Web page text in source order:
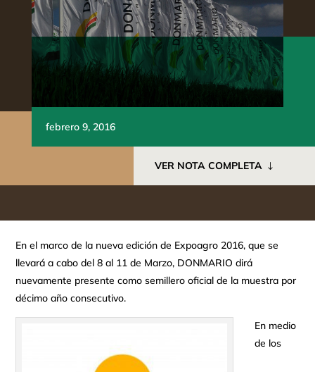
febrero 9, 2016
VER NOTA COMPLETA
En el marco de la nueva edición de Expoagro 2016, que se
llevará a cabo del 8 al 11 de Marzo, DONMARIO dirá
nuevamente presente como semillero oficial de la muestra por
décimo año consecutivo.
En medio
de los